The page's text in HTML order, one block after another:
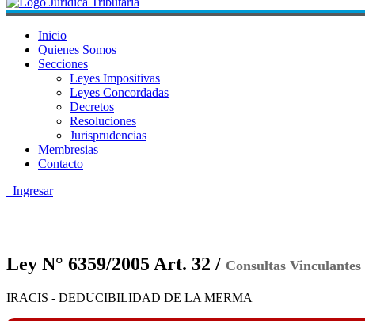
Inicio
Quienes Somos
Secciones
Leyes Impositivas
Leyes Concordadas
Decretos
Resoluciones
Jurisprudencias
Membresias
Contacto
Ingresar
Ley N° 6359/2005 Art. 32 / Consultas Vinculantes
IRACIS - DEDUCIBILIDAD DE LA MERMA